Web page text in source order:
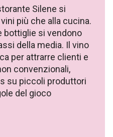
Silene si
più che alla cucina.
bottiglie si vendono
della media. Il vino
per attrarre clienti e
convenzionali,
su piccoli produttori
del gioco